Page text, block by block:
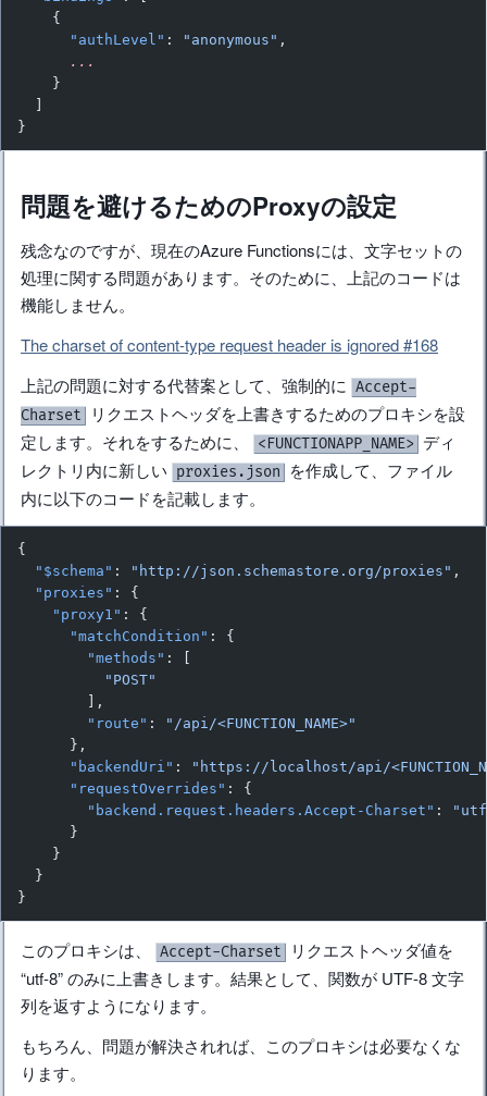
    {
      "authLevel"
: "anonymous" ,
      ...
    }
  ]
}
問題を避けるためのProxyの設定
残念なのですが、現在のAzure Functionsには、文字セットの
処理に関する問題があります。そのために、上記のコードは
機能しません。
The charset of content-type request header is ignored #168
上記の問題に対する代替案として、強制的に
Accept-
Charset
リクエストヘッダを上書きするためのプロキシを設
定します。それをするために、
<FUNCTIONAPP_NAME>
ディ
レクトリ内に新しい
proxies.json
を作成して、ファイル
内に以下のコードを記載します。
{
  "$schema"
: "http://json.schemastore.org/proxies" ,
  "proxies"
: {
    "proxy1"
: {
      "matchCondition"
: {
        "methods"
: [
          "POST"
        ],
        "route"
:
"/api/<FUNCTION_NAME>"
      },
      "backendUri"
:
"https://localhost/api/
      "requestOverrides"
: {
        "backend.request.headers.Accept-Charset"
:
      }
    }
  }
}
このプロキシは、 Accept-Charset
リクエストヘッダ値を
“utf-8” のみに上書きします。結果として、関数が UTF-8 文字
列を返すようになります。
もちろん、問題が解決されれば、このプロキシは必要なくな
ります。